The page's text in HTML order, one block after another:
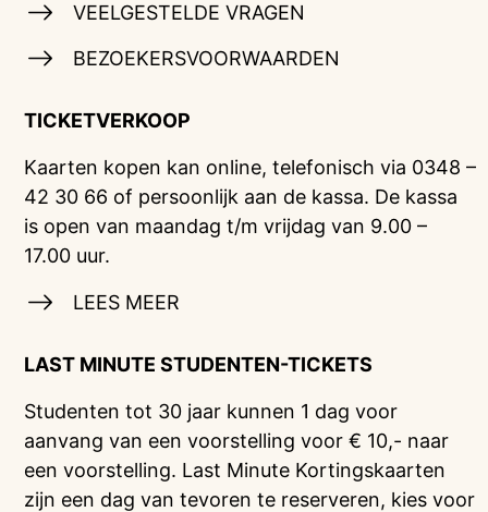
VEELGESTELDE VRAGEN
BEZOEKERSVOORWAARDEN
TICKETVERKOOP
Kaarten kopen kan online, telefonisch via 0348 –
42 30 66 of persoonlijk aan de kassa. De kassa
is open van maandag t/m vrijdag van 9.00 –
17.00 uur.
LEES MEER
LAST MINUTE STUDENTEN-TICKETS
Studenten tot 30 jaar kunnen 1 dag voor
aanvang van een voorstelling voor € 10,- naar
een voorstelling. Last Minute Kortingskaarten
zijn een dag van tevoren te reserveren, kies voor